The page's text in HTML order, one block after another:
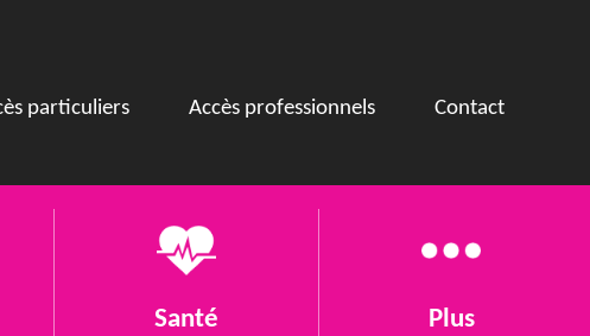
particuliers Accès professionnels Contact
Santé Plus